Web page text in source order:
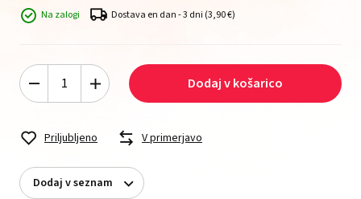
Na zalogi Dostava en dan - 3 dni (3,90 €)
Dodaj v košarico
Priljubljeno V primerjavo
Dodaj v seznam